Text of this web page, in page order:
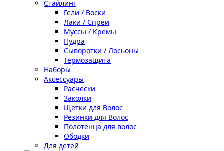
Стайлинг
Гели / Воски
Лаки / Спреи
Муссы / Кремы
Пудра
Сыворотки / Лосьоны
Термозащита
Наборы
Аксессуары
Расчёски
Заколки
Щётки для Волос
Резинки для Волос
Полотенца для волос
Ободки
Для детей